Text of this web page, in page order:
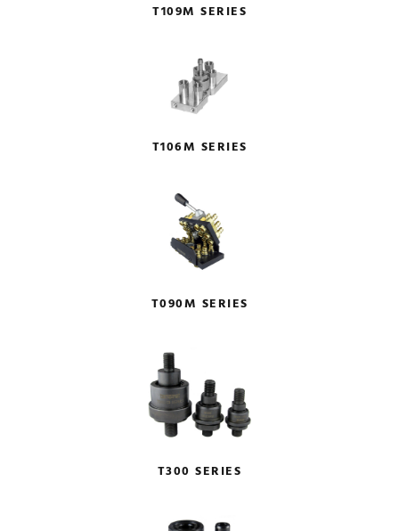
T109M SERIES
T106M SERIES
T090M SERIES
T300 SERIES